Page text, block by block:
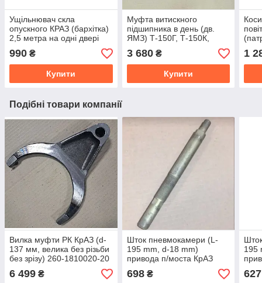
Ущільнювач скла
опускного КРАЗ (бархітка)
2,5 метра на одні двері
260-6103254
990 ₴
Купити
Муфта витискного
підшипника в день (дв.
ЯМЗ) Т-150Г, Т-150К,
ХТЗ-17221 (вир-во
Україна) 172.21.032
3 680₴
Купити
1
Подібні товари компанії
Вилка муфти РК КрАЗ (d-
137 мм, велика без різьби
без зрізу) 260-1810020-20
6 499 ₴
Шток пневмокамери (L-
195 mm, d-18 mm)
привода п/моста КрАЗ
(різьба посередині) 260-
1831024
698₴
195
627